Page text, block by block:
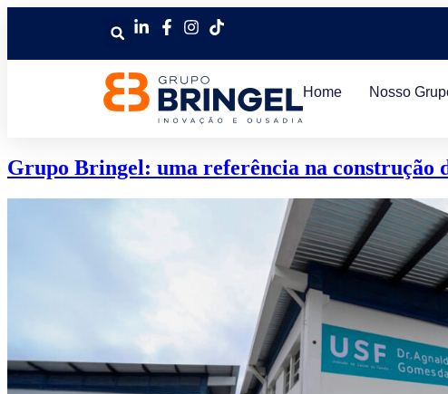
Home Nosso
Grupo Bringel: uma referência na construção